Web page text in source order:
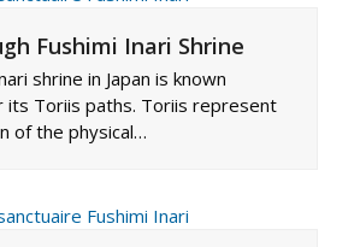
Fushimi Inari Shrine
shrine in Japan is known
its Toriis paths. Toriis represent
of the physical…